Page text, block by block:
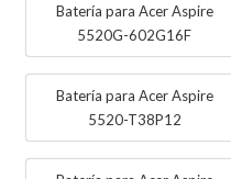
Batería para Acer Aspire
5520G-602G16F
Batería para Acer Aspire
5520-T38P12